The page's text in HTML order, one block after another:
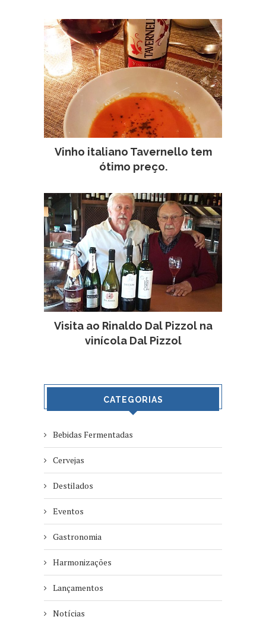
Vinho italiano Tavernello tem
ótimo preço.
Visita ao Rinaldo Dal Pizzol na
vinícola Dal Pizzol
CATEGORIAS
Bebidas Fermentadas
Cervejas
Destilados
Eventos
Gastronomia
Harmonizações
Lançamentos
Notícias